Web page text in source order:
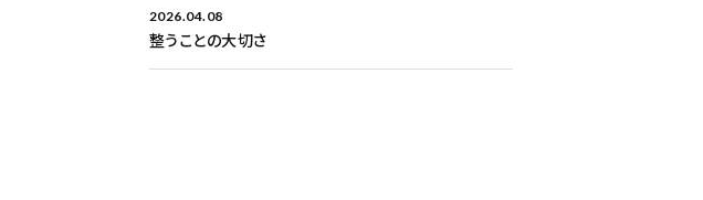
2026.04.08
整うことの大切さ